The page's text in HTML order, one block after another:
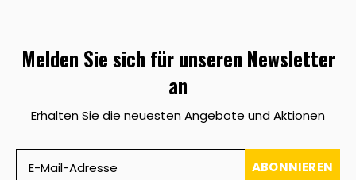
Melden Sie sich für unseren Newsletter
an
Erhalten Sie die neuesten Angebote und Aktionen
ABONNIEREN